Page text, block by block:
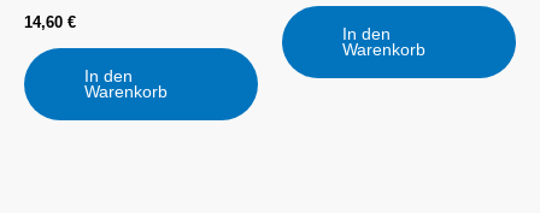
14,60 €
In den
Warenkorb
In den
Warenkorb